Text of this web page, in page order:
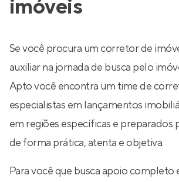
imóveis
Se você procura um corretor de
auxiliar na jornada de busca pelo
Apto você encontra um time de
especialistas em lançamentos
em regiões específicas e preparados
de forma prática, atenta e objetiva.
Para você que busca apoio completo